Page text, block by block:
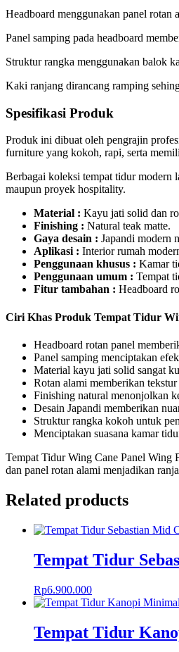
Headboard menggunakan panel rotan
Panel samping pada headboard
Struktur rangka menggunakan balok
Kaki ranjang dirancang ramping
Spesifikasi Produk
Produk ini dibuat oleh pengrajin
furniture yang kokoh, rapi, serta
Berbagai koleksi tempat tidur modern
maupun proyek hospitality.
Material : Kayu jati solid dan
Finishing : Natural teak matte.
Gaya desain : Japandi modern
Aplikasi : Interior rumah
Penggunaan khusus : Kamar
Penggunaan umum : Tempat
Fitur tambahan : Headboard
Ciri Khas Produk Tempat Tidur
Headboard rotan panel
Panel samping menciptakan
Material kayu jati solid sangat
Rotan alami memberikan
Finishing natural menonjolkan
Desain Japandi memberikan
Struktur rangka kokoh untuk
Menciptakan suasana kamar
Tempat Tidur Wing Cane Panel Wing
dan panel rotan alami menjadikan
Related products
Tempat Tidur
Rp6.900.000
Tempat Tidur